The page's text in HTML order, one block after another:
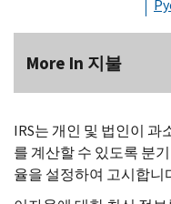
More In 지불
IRS는 개인 및 법인이
를 계산할 수 있도록 분
율을 설정하여 고시합니